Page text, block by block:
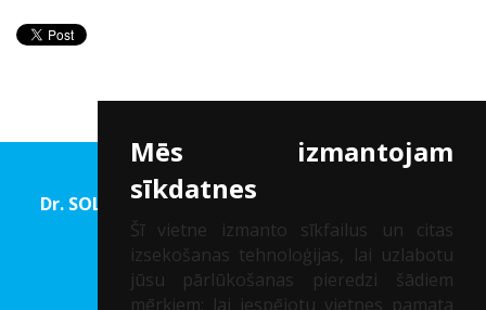
Mēs izmantojam
sīkdatnes
Šī vietne izmanto sīkfailus un citas
izsekošanas tehnoloģijas, lai uzlabotu
jūsu pārlūkošanas pieredzi šādiem
mērķiem: lai iespējotu vietnes pamata
Dr. SOLOMATINA Acu rehabilitācijas un Redzes
korekcijas centrs
Reģ. Nr.: 40002041747